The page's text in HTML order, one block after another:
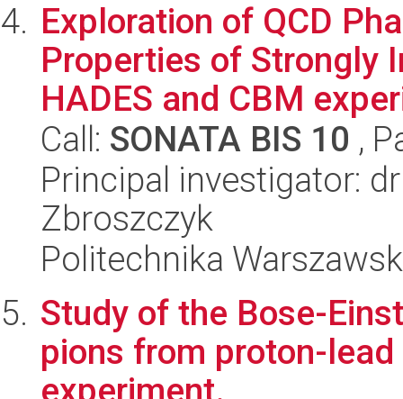
Exploration of QCD
Properties of Strongly
HADES and CBM
Call: SONATA BIS 10 ,
Principal investigator:
Zbroszczyk
Politechnika
Study of the Bose-
pions from proton-
experiment.